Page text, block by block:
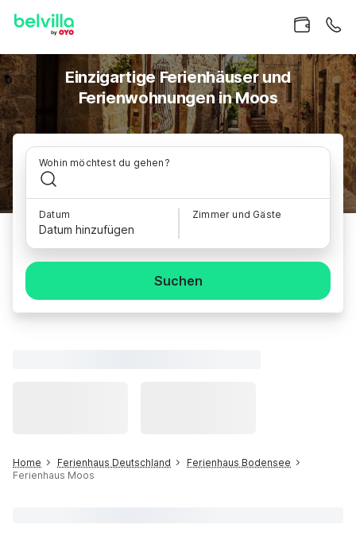
Einzigartige Ferienhäuser und
Ferienwohnungen in Moos
Wohin möchtest du gehen?
Datum
Datum hinzufügen
Zimmer und Gäste
Suchen
Home Ferienhaus Deutschland
Ferienhaus Bodensee
Ferienhaus Moos